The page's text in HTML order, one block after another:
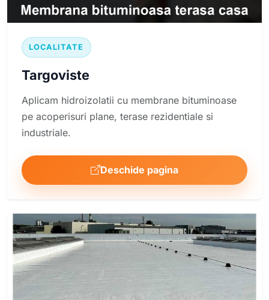
LOCALITATE
Targoviste
Aplicam hidroizolatii cu membrane bituminoase
pe acoperisuri plane, terase rezidentiale si
industriale.
Deschide pagina